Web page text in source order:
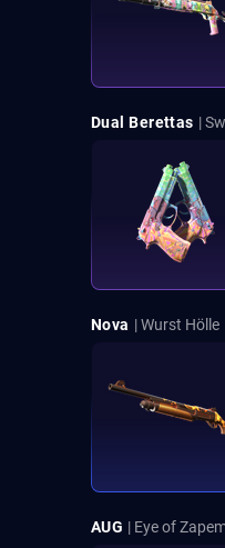
Dual Berettas |
Nova | Wurst Hölle
AUG | Eye of